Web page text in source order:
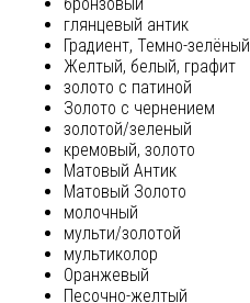
бронзовый
глянцевый антик
Градиент, Темно-зелёный
Желтый, белый, графит
золото с патиной
Золото с чернением
золотой/зеленый
кремовый, золото
Матовый Антик
Матовый Золото
молочный
мульти/золотой
мультиколор
Оранжевый
Песочно-желтый